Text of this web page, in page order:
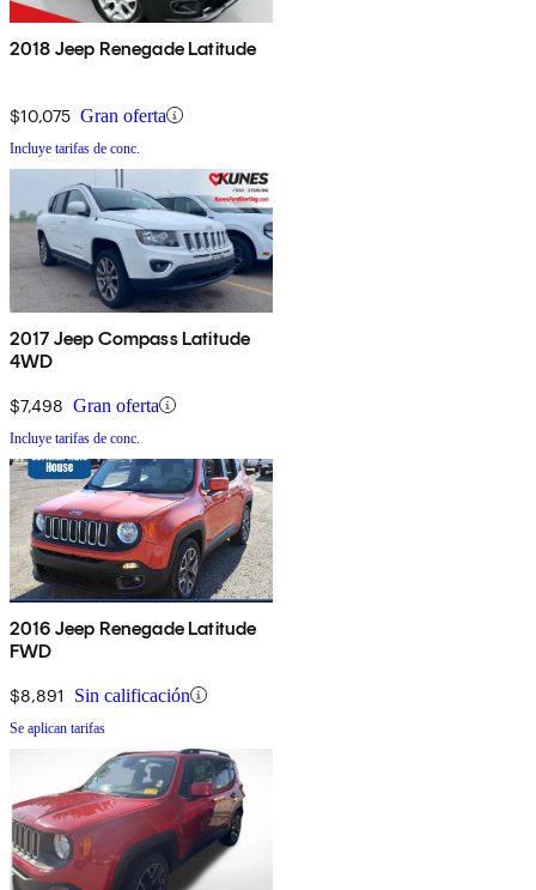
2018 Jeep Renegade Latitude
$10,075 Gran oferta
Incluye tarifas de conc.
2017 Jeep Compass Latitude
4WD
$7,498 Gran oferta
Incluye tarifas de conc.
2016 Jeep Renegade Latitude
FWD
$8,891 Sin calificación
Se aplican tarifas